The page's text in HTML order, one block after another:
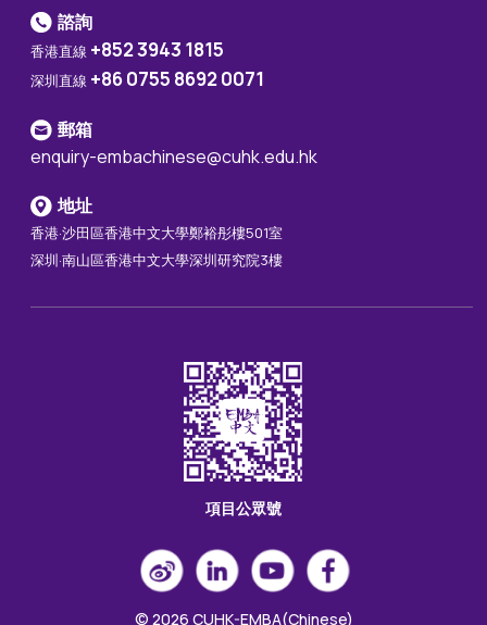
諮詢
香港直線 +852 3943 1815
深圳直線 +86 0755 8692 0071
郵箱
enquiry-embachinese@cuhk.edu.hk
地址
香港·沙田區香港中文大學鄭裕彤樓501室
深圳·南山區香港中文大學深圳研究院3樓
項目公眾號
© 2026 CUHK-EMBA(Chinese)